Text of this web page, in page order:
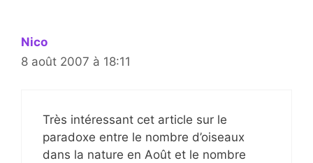
Nico
8 août 2007 à 18:11
Très intéressant cet article sur le
paradoxe entre le nombre d’oiseaux
dans la nature en Août et le nombre